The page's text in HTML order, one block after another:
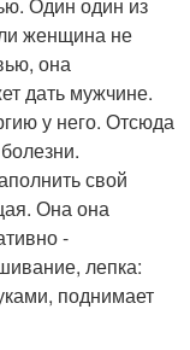
женщина не
она
дать мужчине.
у него. Отсюда
свой
Она она
-
лепка:
поднимает